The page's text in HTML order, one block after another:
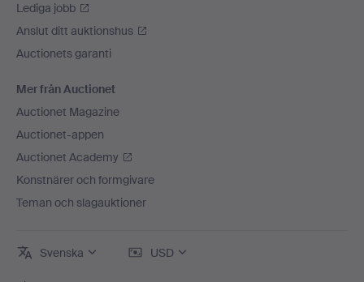
Lediga jobb
Anslut ditt auktionshus
Auctionets garanti
Mer från Auctionet
Auctionet Magazine
Auctionet-appen
Auctionet Academy
Konstnärer och formgivare
Teman och slagauktioner
Svenska USD